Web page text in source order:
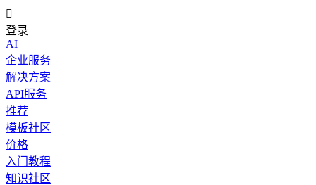

登录
AI
企业服务
解决方案
API服务
推荐
模板社区
价格
入门教程
知识社区